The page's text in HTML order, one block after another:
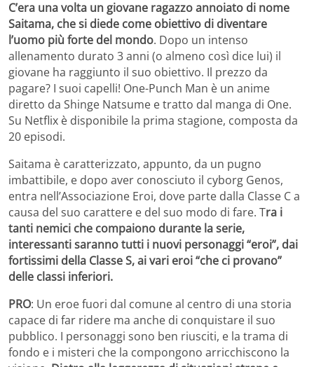
C’era una volta un giovane ragazzo annoiato di nome
Saitama, che si diede come obiettivo di diventare
l’uomo più forte del mondo. Dopo un intenso
allenamento durato 3 anni (o almeno così dice lui) il
giovane ha raggiunto il suo obiettivo. Il prezzo da
pagare? I suoi capelli! One-Punch Man è un anime
diretto da Shinge Natsume e tratto dal manga di One.
Su Netflix è disponibile la prima stagione, composta da
20 episodi.
Saitama è caratterizzato, appunto, da un pugno
imbattibile, e dopo aver conosciuto il cyborg Genos,
entra nell’Associazione Eroi, dove parte dalla Classe C a
causa del suo carattere e del suo modo di fare. Tra i
tanti nemici che compaiono durante la serie,
interessanti saranno tutti i nuovi personaggi “eroi”, dai
fortissimi della Classe S, ai vari eroi “che ci provano”
delle classi inferiori.
PRO: Un eroe fuori dal comune al centro di una storia
capace di far ridere ma anche di conquistare il suo
pubblico. I personaggi sono ben riusciti, e la trama di
fondo e i misteri che la compongono arricchiscono la